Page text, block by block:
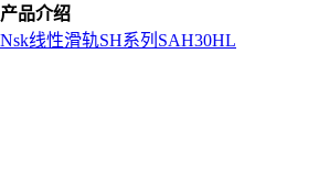
产品介绍
Nsk线性滑轨SH系列 SAH30HL